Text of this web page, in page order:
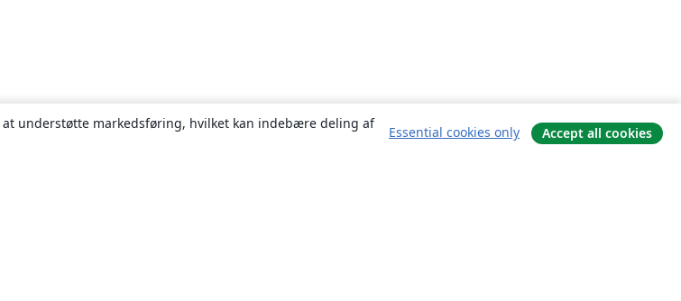
understøtte markedsføring, hvilket kan indebære deling af
Essential cookies only Accept all cookies